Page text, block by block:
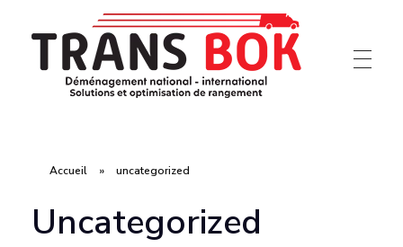
Accueil » uncategorized
Uncategorized